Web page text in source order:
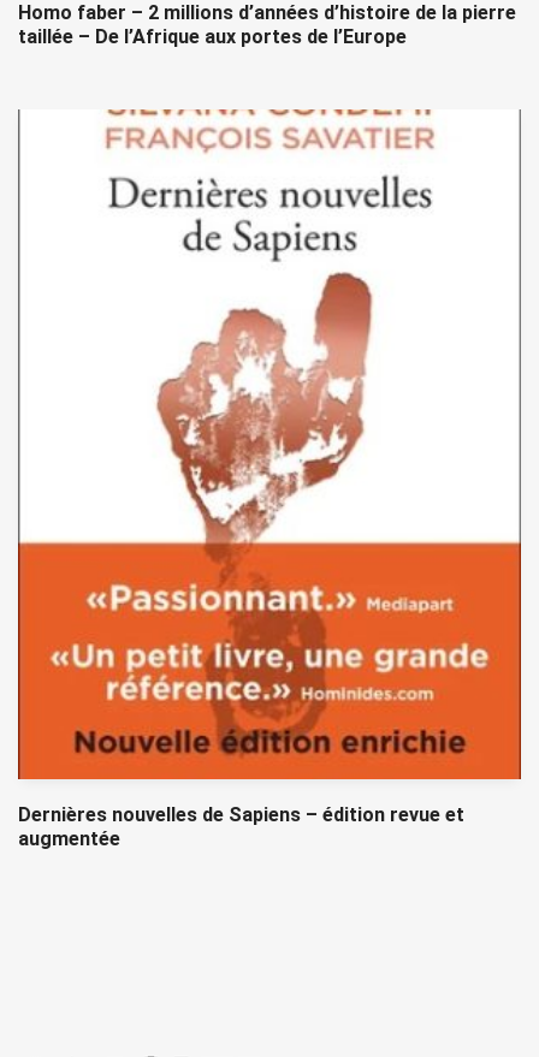
Homo faber – 2 millions d’années d’histoire de la pierre
taillée – De l’Afrique aux portes de l’Europe
Dernières nouvelles de Sapiens – édition revue et
augmentée